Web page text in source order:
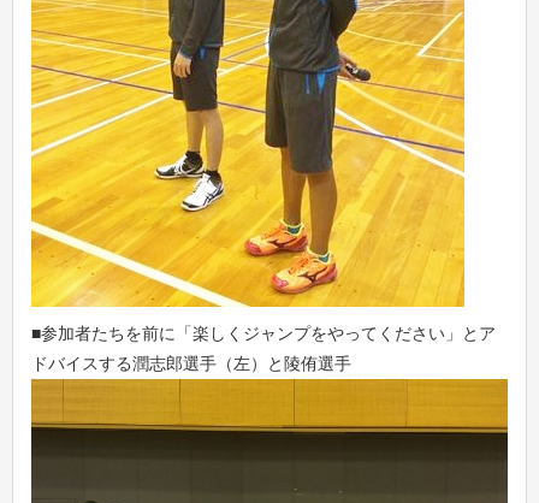
■参加者たちを前に「楽しくジャンプをやってください」とア
ドバイスする潤志郎選手（左）と陵侑選手